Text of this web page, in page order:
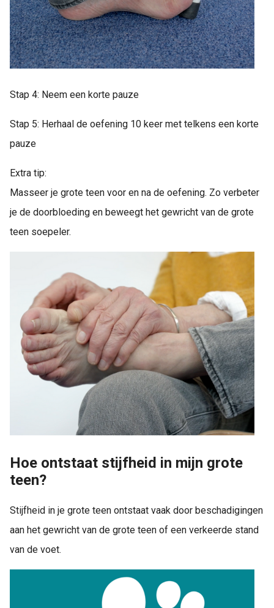
Stap 4: Neem een korte pauze
Stap 5: Herhaal de oefening 10 keer met telkens een korte
pauze
Extra tip:
Masseer je grote teen voor en na de oefening. Zo verbeter
je de doorbloeding en beweegt het gewricht van de grote
teen soepeler.
Hoe ontstaat stijfheid in mijn grote
teen?
Stijfheid in je grote teen ontstaat vaak door beschadigingen
aan het gewricht van de grote teen of een verkeerde stand
van de voet.